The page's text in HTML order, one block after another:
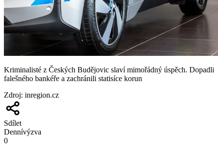
Kriminalisté z Českých Budějovic slaví mimořádný úspěch. Dopadli
falešného bankéře a zachránili statisíce korun
Zdroj: inregion.cz
Sdílet
Dennívýzva
0